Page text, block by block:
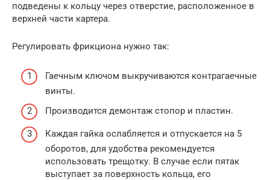
подведены к кольцу через отверстие, расположенное в
верхней части картера.
Регулировать фрикциона нужно так:
Гаечным ключом выкручиваются контрагаечные
винты.
Производится демонтаж стопор и пластин.
Каждая гайка ослабляется и отпускается на 5
оборотов, для удобства рекомендуется
использовать трещотку. В случае если пятак
выступает за поверхность кольца, его